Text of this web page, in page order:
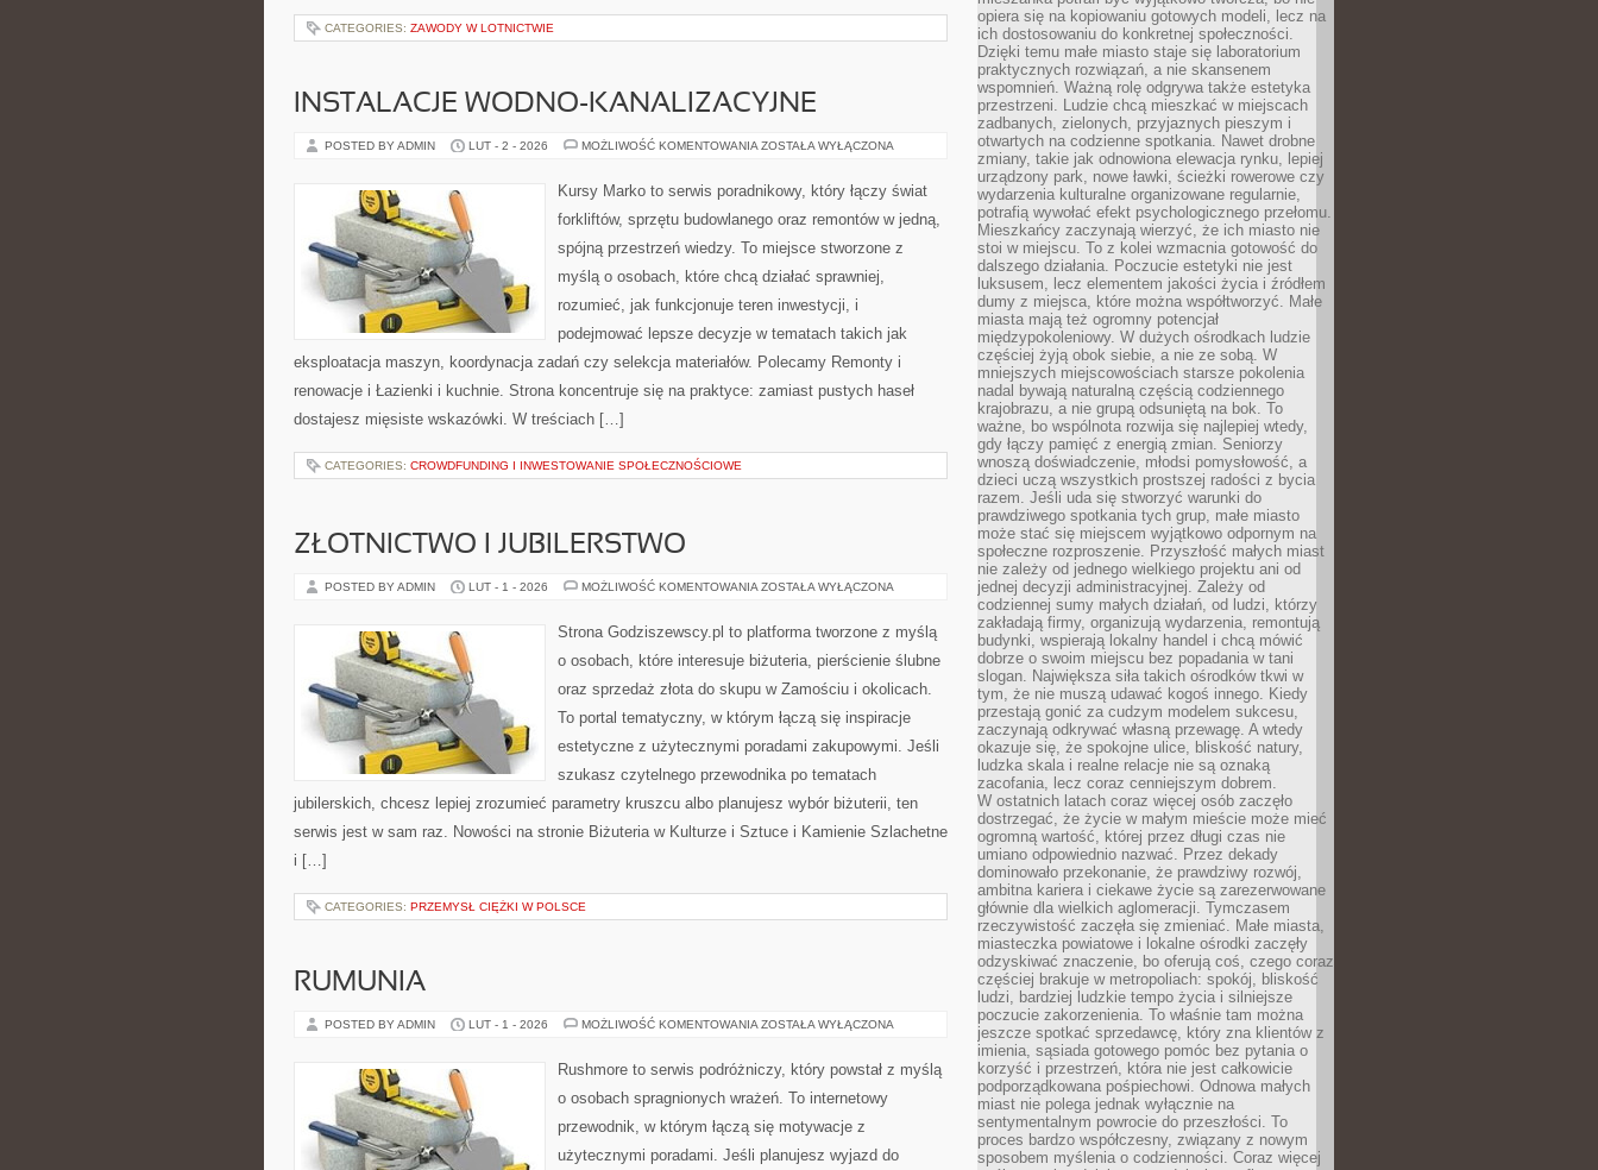
CATEGORIES: ZAWODY W LOTNICTWIE
INSTALACJE WODNO-KANALIZACYJNE
POSTED BY ADMIN LUT - 2 - 2026 MOŻLIWOŚĆ KOMENTOWANIA INSTALACJE
ZOSTAŁA WYŁĄCZONA
Kursy Marko to serwis poradnikowy, który łączy świat
forkliftów, sprzętu budowlanego oraz remontów w jedną,
spójną przestrzeń wiedzy. To miejsce stworzone z
myślą o osobach, które chcą działać sprawniej,
rozumieć, jak funkcjonuje teren inwestycji, i
podejmować lepsze decyzje w tematach takich jak
eksploatacja maszyn, koordynacja zadań czy selekcja materiałów. Polecamy Remonty i
renowacje i Łazienki i kuchnie. Strona koncentruje się na praktyce: zamiast pustych haseł
dostajesz mięsiste wskazówki. W treściach […]
CATEGORIES: CROWDFUNDING I INWESTOWANIE SPOŁECZNOŚCIOWE
ZŁOTNICTWO I JUBILERSTWO
POSTED BY ADMIN LUT - 1 - 2026 MOŻLIWOŚĆ KOMENTOWANIA ZŁOTNICTWO
ZOSTAŁA WYŁĄCZONA
Strona Godziszewscy.pl to platforma tworzone z myślą
o osobach, które interesuje biżuteria, pierścienie ślubne
oraz sprzedaż złota do skupu w Zamościu i okolicach.
To portal tematyczny, w którym łączą się inspiracje
estetyczne z użytecznymi poradami zakupowymi. Jeśli
szukasz czytelnego przewodnika po tematach
jubilerskich, chcesz lepiej zrozumieć parametry kruszcu albo planujesz wybór biżuterii, ten
serwis jest w sam raz. Nowości na stronie Biżuteria w Kulturze i Sztuce i Kamienie Szlachetne
i […]
CATEGORIES: PRZEMYSŁ CIĘŻKI W POLSCE
RUMUNIA
POSTED BY ADMIN LUT - 1 - 2026 MOŻLIWOŚĆ KOMENTOWANIA RUMUNIA
ZOSTAŁA WYŁĄCZONA
Rushmore to serwis podróżniczy, który powstał z myślą
o osobach spragnionych wrażeń. To internetowy
przewodnik, w którym łączą się motywacje z
użytecznymi poradami. Jeśli planujesz wyjazd do
opiera się na kopiowaniu gotowych modeli, lecz na
ich dostosowaniu do konkretnej społeczności.
Dzięki temu małe miasto staje się laboratorium
praktycznych rozwiązań, a nie skansenem
wspomnień. Ważną rolę odgrywa także estetyka
przestrzeni. Ludzie chcą mieszkać w miejscach
zadbanych, zielonych, przyjaznych pieszym i
otwartych na codzienne spotkania. Nawet drobne
zmiany, takie jak odnowiona elewacja rynku, lepiej
urządzony park, nowe ławki, ścieżki rowerowe czy
wydarzenia kulturalne organizowane regularnie,
potrafią wywołać efekt psychologicznego przełomu.
Mieszkańcy zaczynają wierzyć, że ich miasto nie
stoi w miejscu. To z kolei wzmacnia gotowość do
dalszego działania. Poczucie estetyki nie jest
luksusem, lecz elementem jakości życia i źródłem
dumy z miejsca, które można współtworzyć. Małe
miasta mają też ogromny potencjał
międzypokoleniowy. W dużych ośrodkach ludzie
częściej żyją obok siebie, a nie ze sobą. W
mniejszych miejscowościach starsze pokolenia
nadal bywają naturalną częścią codziennego
krajobrazu, a nie grupą odsuniętą na bok. To
ważne, bo wspólnota rozwija się najlepiej wtedy,
gdy łączy pamięć z energią zmian. Seniorzy
wnoszą doświadczenie, młodsi pomysłowość, a
dzieci uczą wszystkich prostszej radości z bycia
razem. Jeśli uda się stworzyć warunki do
prawdziwego spotkania tych grup, małe miasto
może stać się miejscem wyjątkowo odpornym na
społeczne rozproszenie. Przyszłość małych miast
nie zależy od jednego wielkiego projektu ani od
jednej decyzji administracyjnej. Zależy od
codziennej sumy małych działań, od ludzi, którzy
zakładają firmy, organizują wydarzenia, remontują
budynki, wspierają lokalny handel i chcą mówić
dobrze o swoim miejscu bez popadania w tani
slogan. Największa siła takich ośrodków tkwi w
tym, że nie muszą udawać kogoś innego. Kiedy
przestają gonić za cudzym modelem sukcesu,
zaczynają odkrywać własną przewagę. A wtedy
okazuje się, że spokojne ulice, bliskość natury,
ludzka skala i realne relacje nie są oznaką
zacofania, lecz coraz cenniejszym dobrem.
W ostatnich latach coraz więcej osób zaczęło
dostrzegać, że życie w małym mieście może mieć
ogromną wartość, której przez długi czas nie
umiano odpowiednio nazwać. Przez dekady
dominowało przekonanie, że prawdziwy rozwój,
ambitna kariera i ciekawe życie są zarezerwowane
głównie dla wielkich aglomeracji. Tymczasem
rzeczywistość zaczęła się zmieniać. Małe miasta,
miasteczka powiatowe i lokalne ośrodki zaczęły
odzyskiwać znaczenie, bo oferują coś, czego coraz
częściej brakuje w metropoliach: spokój, bliskość
ludzi, bardziej ludzkie tempo życia i silniejsze
poczucie zakorzenienia. To właśnie tam można
jeszcze spotkać sprzedawcę, który zna klientów z
imienia, sąsiada gotowego pomóc bez pytania o
korzyść i przestrzeń, która nie jest całkowicie
podporządkowana pośpiechowi. Odnowa małych
miast nie polega jednak wyłącznie na
sentymentalnym powrocie do przeszłości. To
proces bardzo współczesny, związany z nowym
sposobem myślenia o codzienności. Coraz więcej